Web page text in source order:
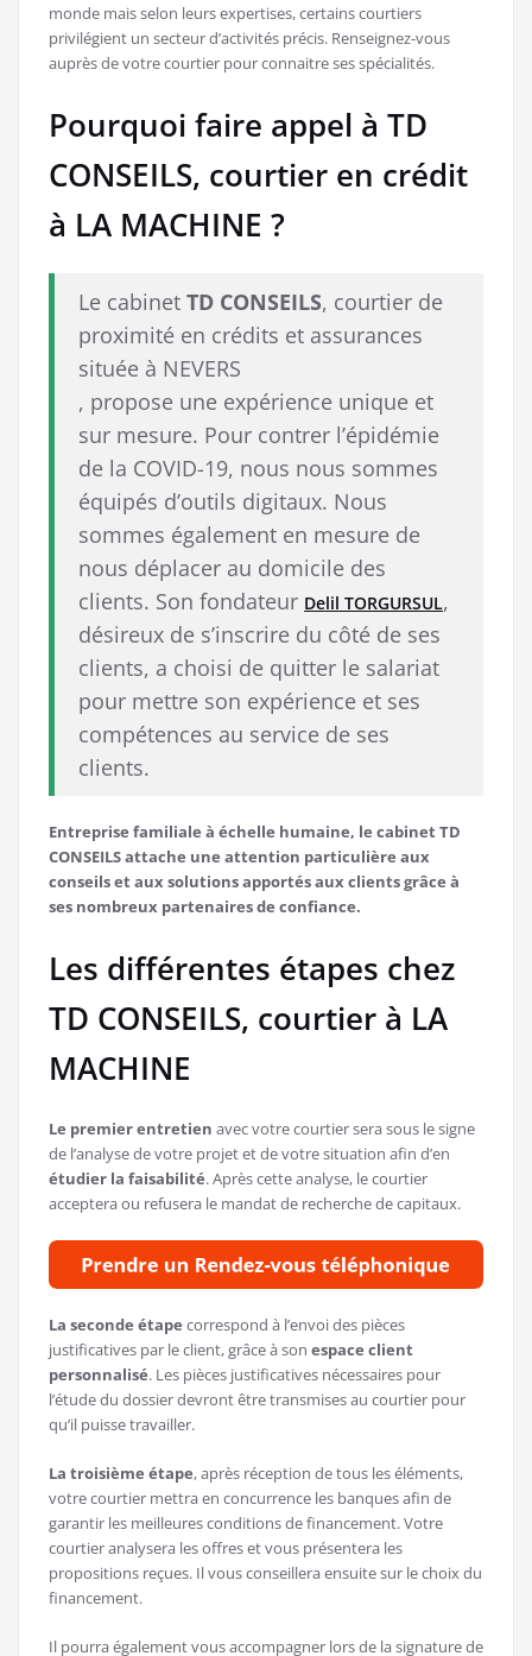
monde mais selon leurs expertises, certains courtiers
privilégient un secteur d’activités précis. Renseignez-vous
auprès de votre courtier pour connaitre ses spécialités.
Pourquoi faire appel à TD
CONSEILS, courtier en crédit
à LA MACHINE ?
Le cabinet TD CONSEILS, courtier de
proximité en crédits et assurances
située à NEVERS
, propose une expérience unique et
sur mesure. Pour contrer l’épidémie
de la COVID-19, nous nous sommes
équipés d’outils digitaux. Nous
sommes également en mesure de
nous déplacer au domicile des
clients. Son fondateur Delil TORGURSUL,
désireux de s’inscrire du côté de ses
clients, a choisi de quitter le salariat
pour mettre son expérience et ses
compétences au service de ses
clients.
Entreprise familiale à échelle humaine, le cabinet TD
CONSEILS attache une attention particulière aux
conseils et aux solutions apportés aux clients grâce à
ses nombreux partenaires de confiance.
Les différentes étapes chez
TD CONSEILS, courtier à LA
MACHINE
Le premier entretien avec votre courtier sera sous le signe
de l’analyse de votre projet et de votre situation afin d’en
étudier la faisabilité. Après cette analyse, le courtier
acceptera ou refusera le mandat de recherche de capitaux.
La seconde étape correspond à l’envoi des pièces
justificatives par le client, grâce à son espace client
personnalisé. Les pièces justificatives nécessaires pour
l’étude du dossier devront être transmises au courtier pour
qu’il puisse travailler.
La troisième étape, après réception de tous les éléments,
votre courtier mettra en concurrence les banques afin de
garantir les meilleures conditions de financement. Votre
courtier analysera les offres et vous présentera les
propositions reçues. Il vous conseillera ensuite sur le choix du
financement.
Il pourra également vous accompagner lors de la signature de